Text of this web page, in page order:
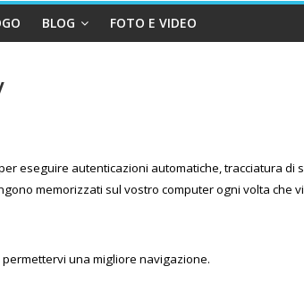
BLOG FOTO E VIDEO
eseguire autenticazioni automatiche, tracciatura
memorizzati sul vostro computer ogni volta che
una migliore navigazione.